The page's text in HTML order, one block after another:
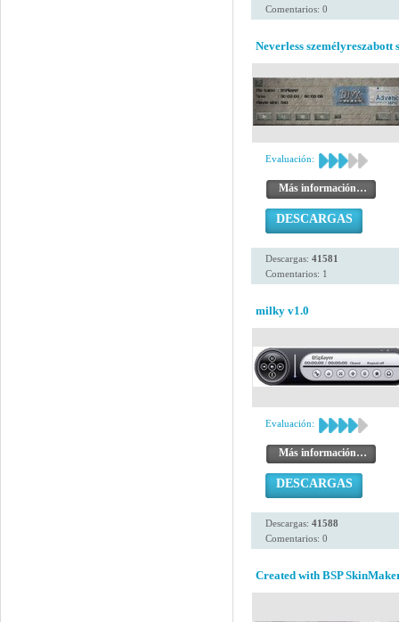
Comentarios: 0
Neverless személyreszabott
Evaluación:
Más información…
DESCARGAS
Descargas: 41581
Comentarios: 1
milky v1.0
Evaluación:
Más información…
DESCARGAS
Descargas: 41588
Comentarios: 0
Created with BSP